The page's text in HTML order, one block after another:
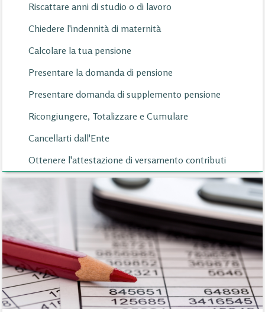
Riscattare anni di studio o di lavoro
Chiedere l'indennità di maternità
Calcolare la tua pensione
Presentare la domanda di pensione
Presentare domanda di supplemento pensione
Ricongiungere, Totalizzare e Cumulare
Cancellarti dall'Ente
Ottenere l'attestazione di versamento contributi